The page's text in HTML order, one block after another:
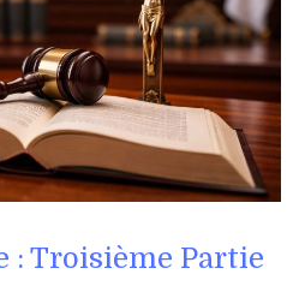
: Troisième Partie